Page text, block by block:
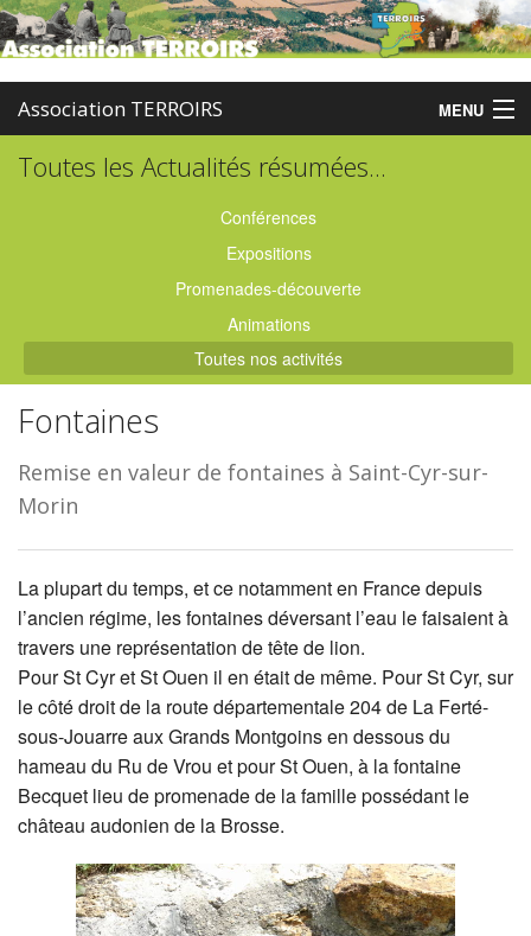
Association TERROIRS MENU
Accueil
Partenaires
Enquêtes
Contact
Toutes les Actualités résumées...
Conférences
Expositions
Promenades-découverte
Animations
Toutes nos activités
Fontaines
Remise en valeur de fontaines à Saint-Cyr-sur-
Morin
La plupart du temps, et ce notamment en France depuis
l’ancien régime, les fontaines déversant l’eau le faisaient à
travers une représentation de tête de lion.
Pour St Cyr et St Ouen il en était de même. Pour St Cyr, sur
le côté droit de la route départementale 204 de La Ferté-
sous-Jouarre aux Grands Montgoins en dessous du
hameau du Ru de Vrou et pour St Ouen, à la fontaine
Becquet lieu de promenade de la famille possédant le
château audonien de la Brosse.